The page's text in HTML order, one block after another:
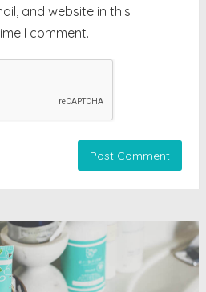
and website in this
I comment.